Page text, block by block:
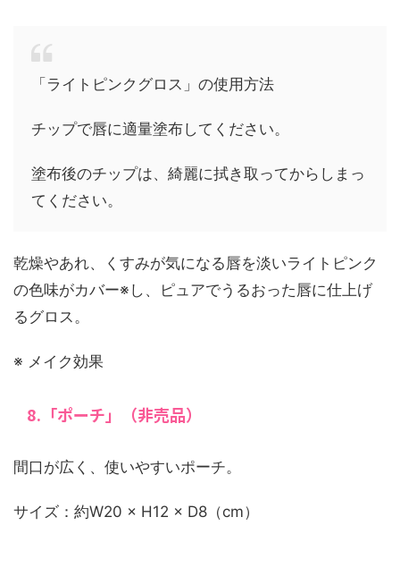
「ライトピンクグロス」の使用方法
チップで唇に適量塗布してください。
塗布後のチップは、綺麗に拭き取ってからしまっ
てください。
乾燥やあれ、くすみが気になる唇を淡いライトピンク
の色味がカバー※し、ピュアでうるおった唇に仕上げ
るグロス。
※ メイク効果
8.「ポーチ」（非売品）
間口が広く、使いやすいポーチ。
サイズ：約W20 × H12 × D8（cm）